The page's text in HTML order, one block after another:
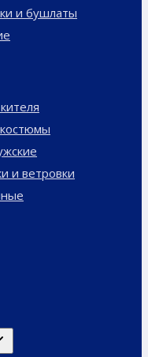
и бушлаты
и ветровки